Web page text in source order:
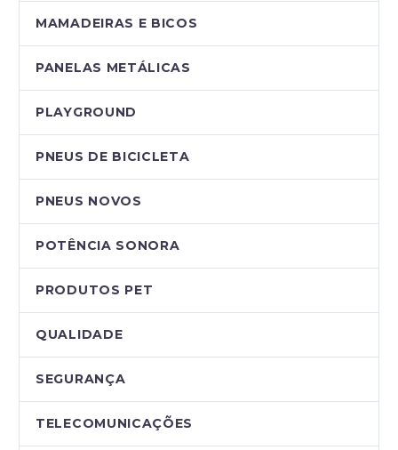
MAMADEIRAS E BICOS
PANELAS METÁLICAS
PLAYGROUND
PNEUS DE BICICLETA
PNEUS NOVOS
POTÊNCIA SONORA
PRODUTOS PET
QUALIDADE
SEGURANÇA
TELECOMUNICAÇÕES